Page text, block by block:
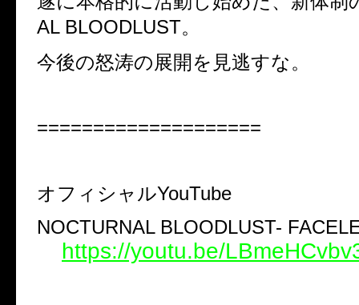
AL BLOODLUST。
今後の怒涛の展開を見逃すな。
====================
オフィシャルYouTube
NOCTURNAL BLOODLUST-
https://youtu.be/